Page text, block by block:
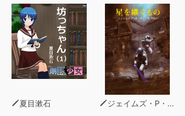
夏目漱石 ジェイムズ・P・ホーガン